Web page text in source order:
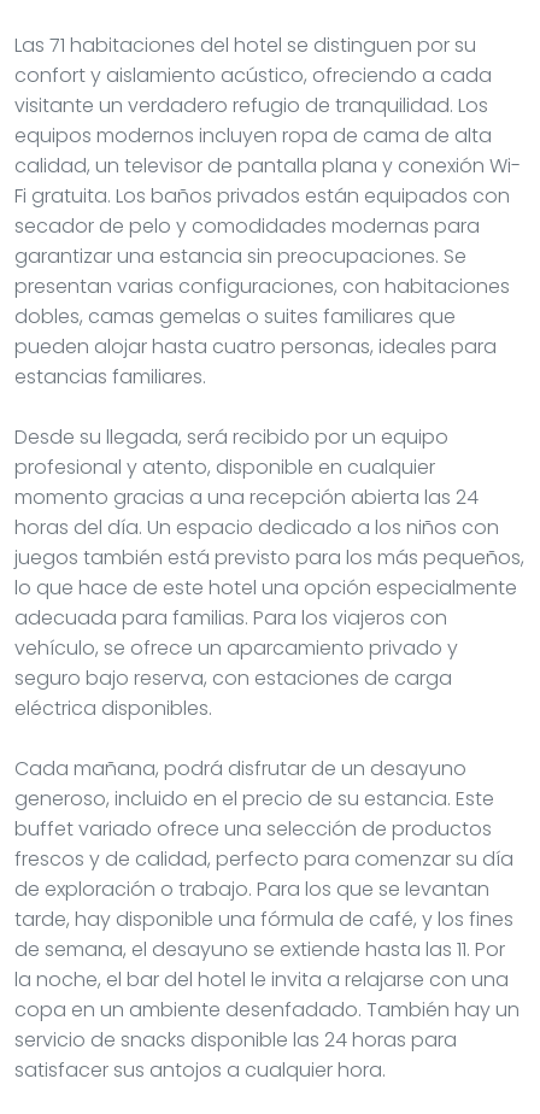
Las 71 habitaciones del hotel se distinguen por su
confort y aislamiento acústico, ofreciendo a cada
visitante un verdadero refugio de tranquilidad. Los
equipos modernos incluyen ropa de cama de alta
calidad, un televisor de pantalla plana y conexión Wi-
Fi gratuita. Los baños privados están equipados con
secador de pelo y comodidades modernas para
garantizar una estancia sin preocupaciones. Se
presentan varias configuraciones, con habitaciones
dobles, camas gemelas o suites familiares que
pueden alojar hasta cuatro personas, ideales para
estancias familiares.
Desde su llegada, será recibido por un equipo
profesional y atento, disponible en cualquier
momento gracias a una recepción abierta las 24
horas del día. Un espacio dedicado a los niños con
juegos también está previsto para los más pequeños,
lo que hace de este hotel una opción especialmente
adecuada para familias. Para los viajeros con
vehículo, se ofrece un aparcamiento privado y
seguro bajo reserva, con estaciones de carga
eléctrica disponibles.
Cada mañana, podrá disfrutar de un desayuno
generoso, incluido en el precio de su estancia. Este
buffet variado ofrece una selección de productos
frescos y de calidad, perfecto para comenzar su día
de exploración o trabajo. Para los que se levantan
tarde, hay disponible una fórmula de café, y los fines
de semana, el desayuno se extiende hasta las 11. Por
la noche, el bar del hotel le invita a relajarse con una
copa en un ambiente desenfadado. También hay un
servicio de snacks disponible las 24 horas para
satisfacer sus antojos a cualquier hora.